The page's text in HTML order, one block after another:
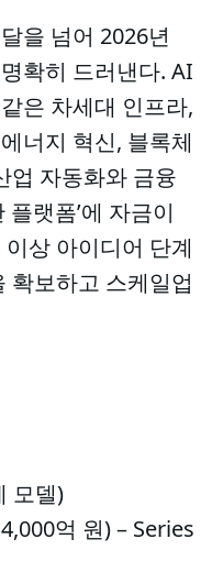
을 넘어 2026년
확히 드러낸다. AI
은 차세대 인프라,
너지 혁신, 블록체
업 자동화와 금융
랫폼’에 자금이
상 아이디어 단계
확보하고 스케일업
모델)
억 원) – Series